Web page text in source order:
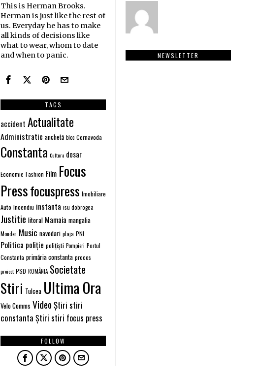
This is Herman Brooks.
Herman is just like the rest of
us. Everyday he has to make
all kinds of decisions like
what to wear, whom to date
and when to panic.
TAGS
accident Actualitate
Administratie anchetă bloc Cernavoda
Constanta Cultura dosar
Economie Fashion Film Focus
Pressfocuspress Imobiliare
Auto Incendiu instanta isu dobrogea
Justitie litoral Mamaia mangalia
Monden Music navodari plaja PNL
Politica poliție polițiști Pompieri Portul
Constanta primăria constanta proces
proiect PSD ROMÂNIA Societate
Stiri Tulcea Ultima Ora
Velo Comms Video Știri stiri
constanta Știri stiri focus press
FOLLOW
NEWSLETTER